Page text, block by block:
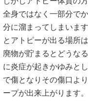
全身ではなく一部分で
分に溜まってしまいま
とアトピーが出る場所
廃物が貯まるとどうな
に炎症が起きかゆみと
で傷となりその傷口よ
ープが出来上がります。